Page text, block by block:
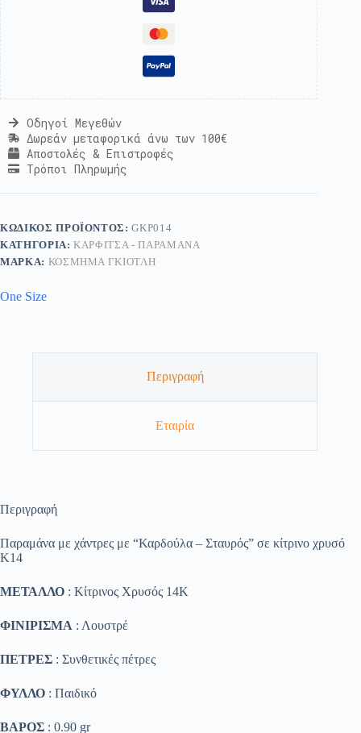
Οδηγοί Μεγεθών
Δωρεάν μεταφορικά άνω των 100€
Αποστολές & Επιστροφές
Τρόποι Πληρωμής
ΚΩΔΙΚΌΣ ΠΡΟΪΌΝΤΟΣ:GKP014
ΚΑΤΗΓΟΡΊΑ:ΚΑΡΦΊΤΣΑ - ΠΑΡΑΜΆΝΑ
ΜΆΡΚΑ: ΚΟΣΜΗΜΑ ΓΚΙΟΤΛΗ
One Size
Περιγραφή
Εταιρία
Περιγραφή
Παραμάνα με χάντρες με “Καρδούλα – Σταυρός” σε κίτρινο χρυσό
Κ14
ΜΕΤΑΛΛΟ : Κίτρινος Χρυσός 14K
ΦΙΝΙΡΙΣΜΑ : Λουστρέ
ΠΕΤΡΕΣ : Συνθετικές πέτρες
ΦΥΛΛΟ : Παιδικό
ΒΑΡΟΣ : 0.90 gr